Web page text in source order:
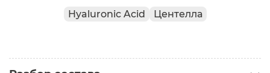
Hyaluronic Acid Центелла